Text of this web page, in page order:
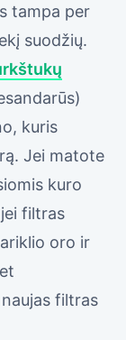
tampa per
suodžių.
kuris
Jei matote
kuro
filtras
oro ir
filtras